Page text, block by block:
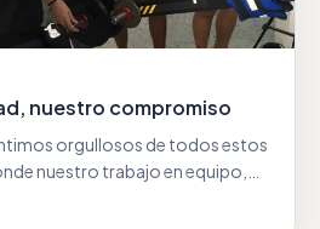
nuestro compromiso
orgullosos de todos estos
nuestro trabajo en equipo,